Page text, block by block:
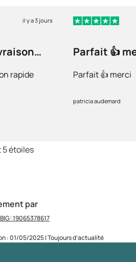
par
BIG: 19065378617
: 01/05/2025 | Toujours d’actualité
il y a 3 jours
rapide
Parfait 👍
Parfait 👍 merci
patricia audemard
5 étoiles